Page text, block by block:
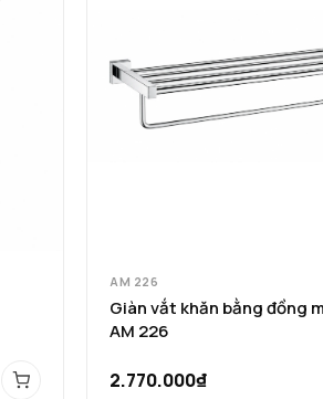
AM 226
Giàn vắt khăn bằng đồng
AM 226
2.770.000₫